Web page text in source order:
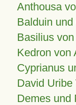
Anthousa
Balduin
Basilius
Kedron von
Cyprianus
David Uribe
Demes und